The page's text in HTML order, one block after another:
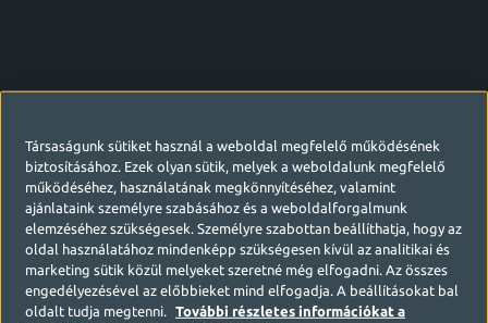
Társaságunk sütiket használ a weboldal megfelelő működésének
biztosításához. Ezek olyan sütik, melyek a weboldalunk megfelelő
működéséhez, használatának megkönnyítéséhez, valamint
ajánlataink személyre szabásához és a weboldalforgalmunk
elemzéséhez szükségesek. Személyre szabottan beállíthatja, hogy az
oldal használatához mindenképp szükségesen kívül az analitikai és
marketing sütik közül melyeket szeretné még elfogadni. Az összes
engedélyezésével az előbbieket mind elfogadja. A beállításokat bal
oldalt tudja megtenni.
További részletes információkat a